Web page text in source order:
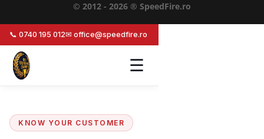
© 2012 - 2026 ® SpeedFire.ro